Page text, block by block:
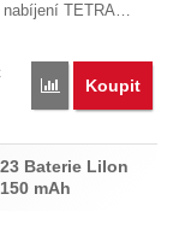
TETRA…
Porovnat
Koupit
Baterie LiIon
mAh